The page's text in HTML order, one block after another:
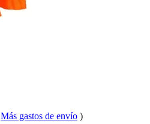
Más gastos de envío )